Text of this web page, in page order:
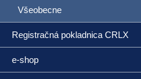
Všeobecne
Registračná pokladnica CRLX
e-shop